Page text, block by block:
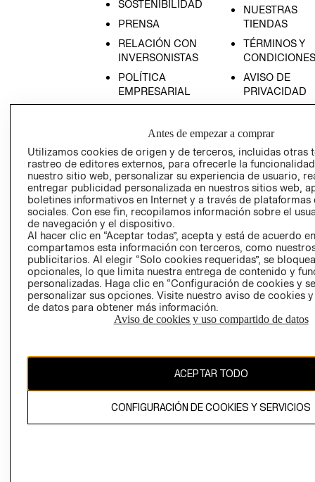
SOSTENIBILIDAD
PRENSA
RELACIÓN CON
INVERSONISTAS
POLÍTICA
EMPRESARIAL
NUESTRAS
TIENDAS
TÉRMINOS Y
CONDICIONES
AVISO DE
PRIVACIDAD
AVISO DE
LIBRO DE
Ecuador ($)
CAMBIAR REGIÓN
propiedad de H&M Hennes & Mauritz AB.
Antes de empezar a comprar
Utilizamos cookies de origen y de terceros, incluidas otras
rastreo de editores externos, para ofrecerle la
nuestro sitio web, personalizar su experiencia de usuario,
entregar publicidad personalizada en nuestros sitios web,
boletines informativos en Internet y a través de plataformas
sociales. Con ese fin, recopilamos información sobre el
de navegación y el dispositivo.
Al hacer clic en “Aceptar todas”, acepta y está de acuerdo
compartamos esta información con terceros, como
publicitarios. Al elegir “Solo cookies requeridas”, se
opcionales, lo que limita nuestra entrega de contenido y
personalizadas. Haga clic en “Configuración de cookies y
personalizar sus opciones. Visite nuestro aviso de cookies
de datos para obtener más información.
Aviso de cookies y uso compartido de datos
ACEPTAR TODO
CONFIGURACIÓN DE COOKIES Y SERVICIOS